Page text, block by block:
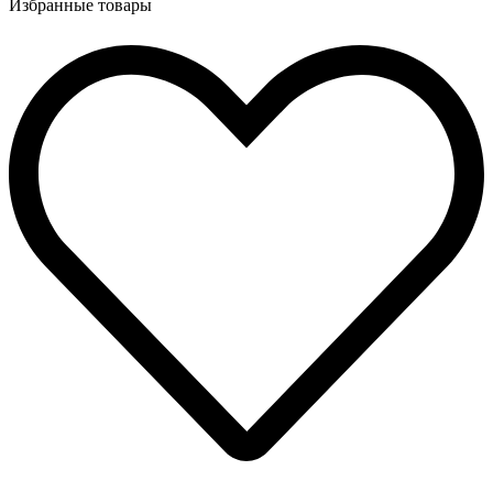
Избранные товары